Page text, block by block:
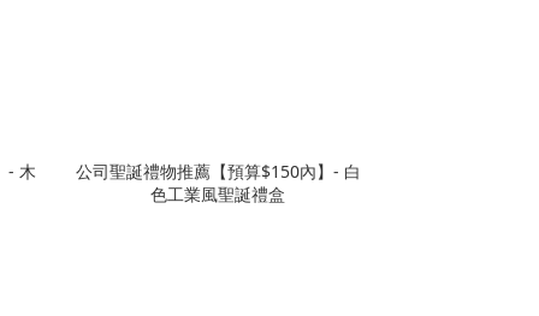
- 木
公司聖誕禮物推薦【預算$150內】- 白
色工業風聖誕禮盒